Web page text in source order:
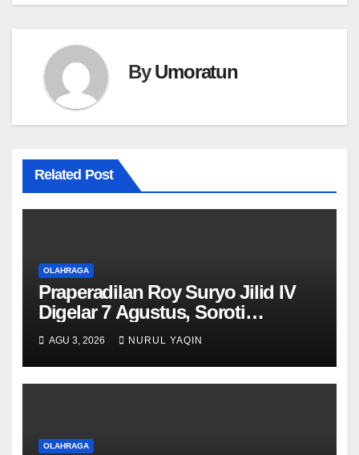
ByUmoratun
Related Post
OLAHRAGA
Praperadilan Roy Suryo Jilid IV
Digelar 7 Agustus, Soroti
Pencekalan
AGU 3, 2026 NURUL YAQIN
OLAHRAGA